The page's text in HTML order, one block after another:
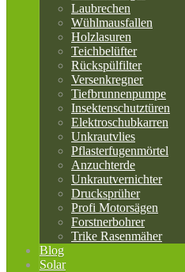
Laubrechen
Wühlmausfallen
Holzlasuren
Teichbelüfter
Rückspülfilter
Versenkregner
Tiefbrunnenpumpe
Insektenschutztüren
Elektroschubkarren
Unkrautvlies
Pflasterfugenmörtel
Anzuchterde
Unkrautvernichter
Drucksprüher
Profi Motorsägen
Forstnerbohrer
Trike Rasenmäher
Blog
Solar